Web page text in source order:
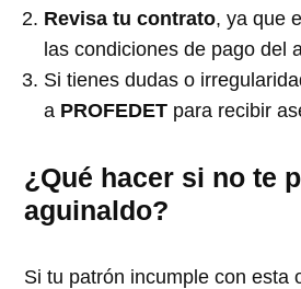
Revisa tu contrato, ya que
las condiciones de pago del
Si tienes dudas o
a PROFEDET para recibir
¿Qué hacer si no te
aguinaldo?
Si tu patrón incumple con esta